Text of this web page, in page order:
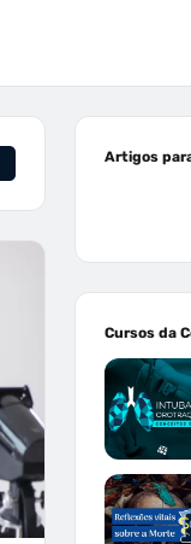
Artigos
Cursos da